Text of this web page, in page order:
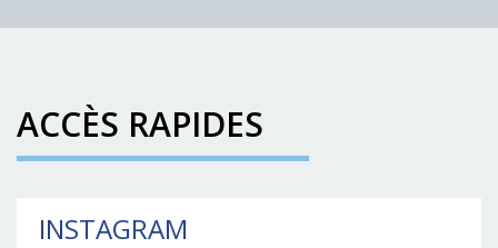
ACCÈS RAPIDES
INSTAGRAM